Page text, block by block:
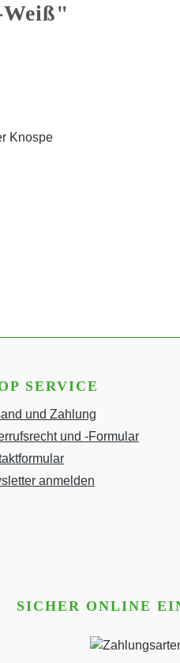
Knospe
SERVICE
und Zahlung
und -Formular
anmelden
SICHER ONLINE